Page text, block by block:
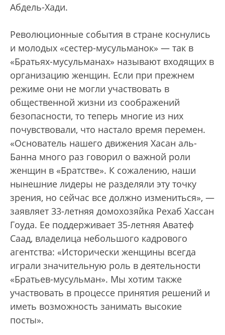
Абдель-Хади.
Революционные события в стране коснулись
и молодых «сестер-мусульманок» — так в
«Братьях-мусульманах» называют входящих в
организацию женщин. Если при прежнем
режиме они не могли участвовать в
общественной жизни из соображений
безопасности, то теперь многие из них
почувствовали, что настало время перемен.
«Основатель нашего движения Хасан аль-
Банна много раз говорил о важной роли
женщин в «Братстве». К сожалению, наши
нынешние лидеры не разделяли эту точку
зрения, но сейчас все должно измениться», —
заявляет 33-летняя домохозяйка Рехаб Хассан
Гоуда. Ее поддерживает 35-летняя Аватеф
Саад, владелица небольшого кадрового
агентства: «Исторически женщины всегда
играли значительную роль в деятельности
«Братьев-мусульман». Мы хотим также
участвовать в процессе принятия решений и
иметь возможность занимать высокие
посты».